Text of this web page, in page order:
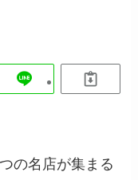
の名店が集まる